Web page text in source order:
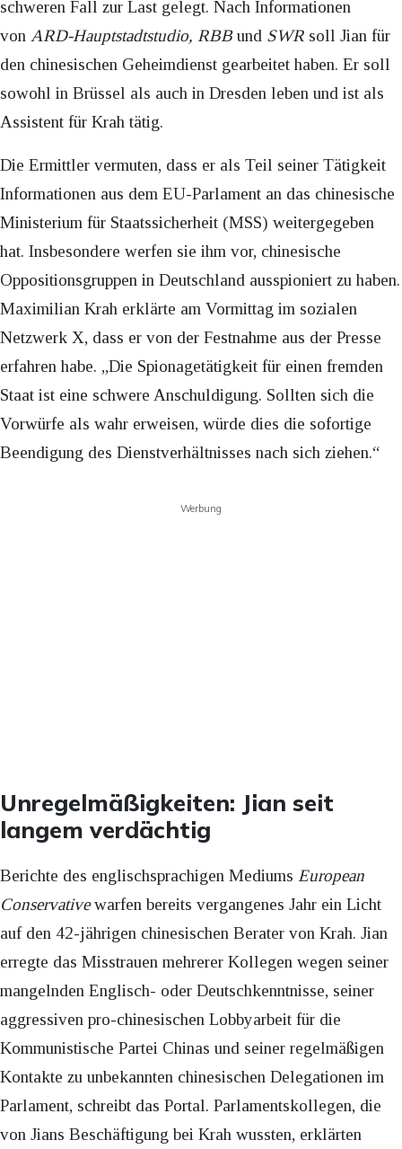
schweren Fall zur Last gelegt. Nach Informationen
von ARD-Hauptstadtstudio, RBBund SWR soll Jian für
den chinesischen Geheimdienst gearbeitet haben. Er soll
sowohl in Brüssel als auch in Dresden leben und ist als
Assistent für Krah tätig.
Die Ermittler vermuten, dass er als Teil seiner Tätigkeit
Informationen aus dem EU-Parlament an das chinesische
Ministerium für Staatssicherheit (MSS) weitergegeben
hat. Insbesondere werfen sie ihm vor, chinesische
Oppositionsgruppen in Deutschland ausspioniert zu haben.
Maximilian Krah erklärte am Vormittag im sozialen
Netzwerk X, dass er von der Festnahme aus der Presse
erfahren habe. „Die Spionagetätigkeit für einen fremden
Staat ist eine schwere Anschuldigung. Sollten sich die
Vorwürfe als wahr erweisen, würde dies die sofortige
Beendigung des Dienstverhältnisses nach sich ziehen.“
Werbung
Unregelmäßigkeiten: Jian seit
langem verdächtig
Berichte des englischsprachigen Mediums European
Conservativewarfen bereits vergangenes Jahr ein Licht
auf den 42-jährigen chinesischen Berater von Krah. Jian
erregte das Misstrauen mehrerer Kollegen wegen seiner
mangelnden Englisch- oder Deutschkenntnisse, seiner
aggressiven pro-chinesischen Lobbyarbeit für die
Kommunistische Partei Chinas und seiner regelmäßigen
Kontakte zu unbekannten chinesischen Delegationen im
Parlament, schreibt das Portal. Parlamentskollegen, die
von Jians Beschäftigung bei Krah wussten, erklärten